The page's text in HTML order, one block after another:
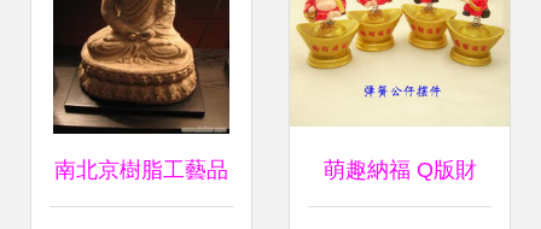
南北京樹脂工藝品 萌趣納福 Q版財